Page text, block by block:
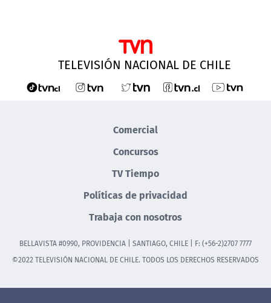
TELEVISIÓN NACIONAL DE CHILE
Comercial
Concursos
TV Tiempo
Políticas de privacidad
Trabaja con nosotros
BELLAVISTA #0990, PROVIDENCIA | SANTIAGO, CHILE | F: (+56-2)2707 7777
©2022 TELEVISIÓN NACIONAL DE CHILE. TODOS LOS DERECHOS RESERVADOS